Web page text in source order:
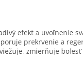
efekt a uvoľnenie
prekrvenie a
zmierňuje